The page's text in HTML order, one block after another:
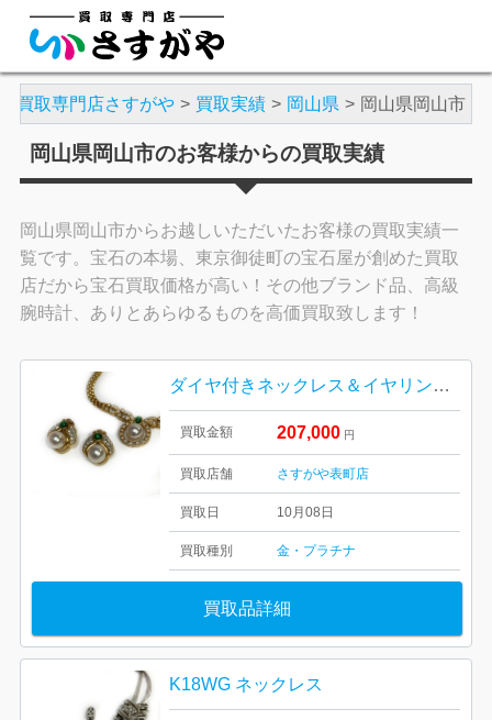
買取専門店さすがや 買取実績 岡山県 岡山県岡山市
岡山県岡山市のお客様からの買取実績
岡山県岡山市からお越しいただいたお客様の買取実績一
覧です。宝石の本場、東京御徒町の宝石屋が創めた買取
店だから宝石買取価格が高い！その他ブランド品、高級
腕時計、ありとあらゆるものを高価買取致します！
ダイヤ付きネックレス＆イヤリング K18素材
買取金額 207,000 円
買取店舗 さすがや表町店
買取日 10月08日
買取種別 金・プラチナ
買取品詳細
K18WG ネックレス